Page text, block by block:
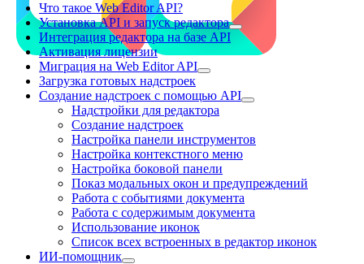
Что такое Web Editor API?
Установка API и запуск редактора
Интеграция редактора на базе API
Активация лицензии
Миграция на Web Editor API
Загрузка готовых надстроек
Создание надстроек с помощью API
Надстройки для редактора
Создание надстроек
Настройка панели инструментов
Настройка контекстного меню
Настройка боковой панели
Показ модальных окон и предупреждений
Работа с событиями документа
Работа с содержимым документа
Использование иконок
Список всех встроенных в редактор иконок
ИИ-помощник